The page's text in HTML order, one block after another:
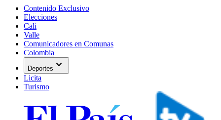
Contenido Exclusivo
Elecciones
Cali
Valle
Comunicadores en Comunas
Colombia
Deportes expand_more
Licita
Turismo